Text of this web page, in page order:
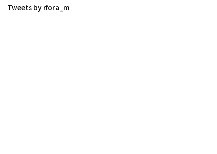
Tweets by rfora_m